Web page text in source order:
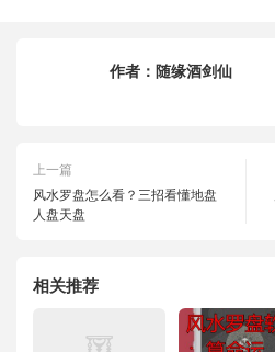
作者： 随缘酒剑仙
上一篇
风水罗盘怎么看？三招看懂地盘
人盘天盘
相关推荐